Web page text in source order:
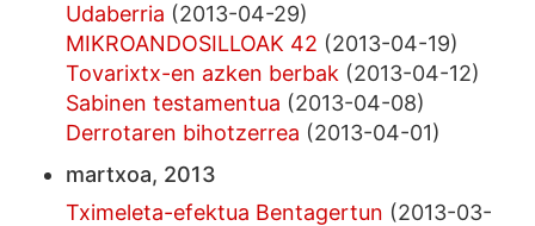
Udaberria (2013-04-29)
MIKROANDOSILLOAK 42 (2013-04-19)
Tovarixtx-en azken berbak (2013-04-12)
Sabinen testamentua (2013-04-08)
Derrotaren bihotzerrea (2013-04-01)
martxoa, 2013
Tximeleta-efektua Bentagertun (2013-03-